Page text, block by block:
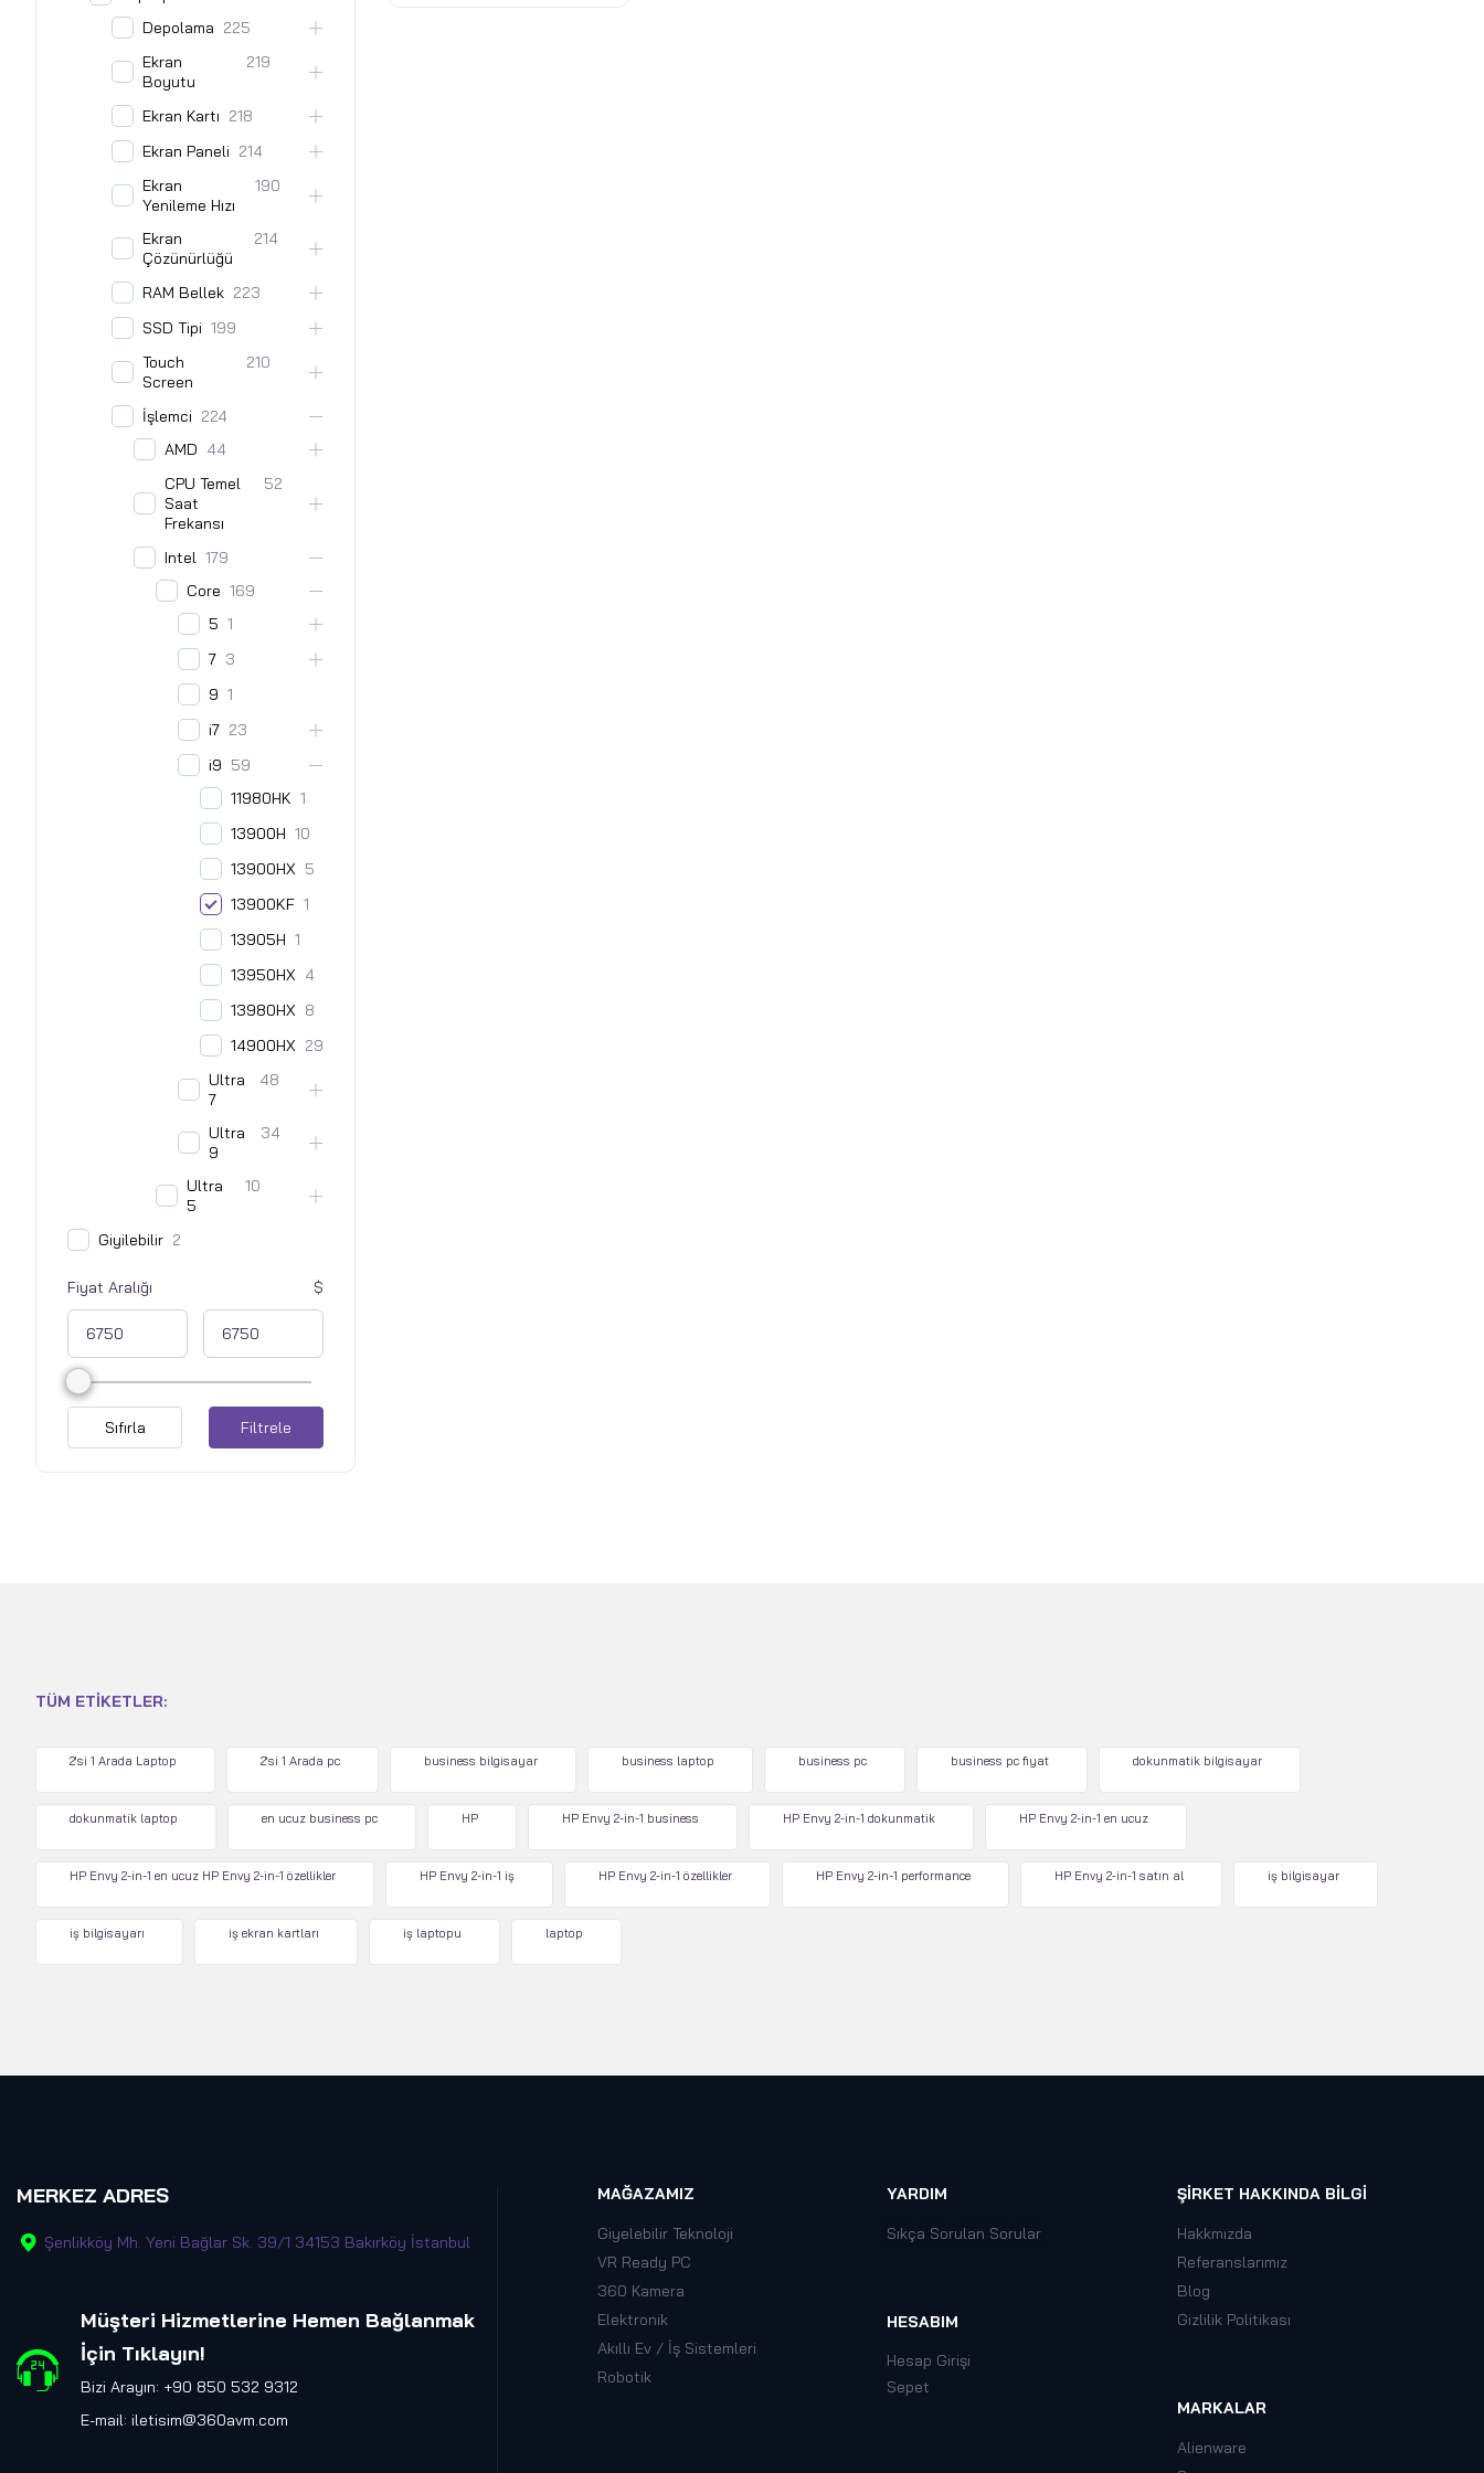
Depolama 225
Ekran
Boyutu
219
Ekran Kartı 218
Ekran Paneli 214
Ekran
Yenileme Hızı
190
Ekran
Çözünürlüğü
214
RAM Bellek 223
SSD Tipi 199
Touch
Screen
210
İşlemci 224
AMD 44
CPU Temel
Saat
Frekansı
52
Intel 179
Core 169
5 1
7 3
9 1
i7 23
i9 59
11980HK 1
13900H 10
13900HX 5
13900KF 1
13905H 1
13950HX 4
13980HX 8
14900HX 29
Ultra
7
48
Ultra
9
34
Ultra
5
10
Giyilebilir 2
Fiyat Aralığı
Filtrele
Sıfırla
TÜM ETIKETLER:
2'si 1 Arada Laptop 2'si 1 Arada pc business bilgisayar business laptop business pc business pc fiyat dokunmatik bilgisayar
dokunmatik laptop en ucuz business pc HP HP Envy 2-in-1 business HP Envy 2-in-1 dokunmatik HP Envy 2-in-1 en ucuz
HP Envy 2-in-1 en ucuz HP Envy 2-in-1 özellikler HP Envy 2-in-1 iş HP Envy 2-in-1 özellikler HP Envy 2-in-1 performance HP Envy 2-in-1 satın al iş bilgisayar
iş bilgisayarı iş ekran kartları iş laptopu laptop
MERKEZ ADRES
Şenlikköy Mh. Yeni Bağlar Sk. 39/1 34153 Bakırköy İstanbul
Müşteri Hizmetlerine Hemen Bağlanmak
İçin Tıklayın!
Bizi Arayın: +90 850 532 9312
E-mail: iletisim@360avm.com
MAĞAZAMIZ
Giyelebilir Teknoloji
VR Ready PC
360 Kamera
Elektronik
Akıllı Ev / İş Sistemleri
Robotik
YARDIM
Sıkça Sorulan Sorular
HESABIM
Hesap Girişi
Sepet
ŞIRKET HAKKINDA BILGI
Hakkmızda
Referanslarımız
Blog
Gizlilik Politikası
MARKALAR
Alienware